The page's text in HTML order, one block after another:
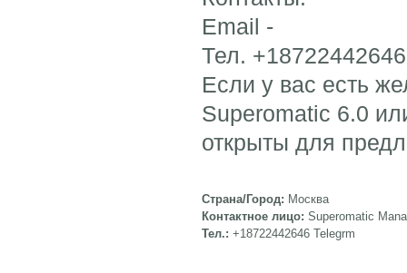
Email -
Тел.
Если у вас есть
Superomatic 6.0
открыты для
Страна/Город: Москва
Контактное лицо: Superomatic
Тел.: +18722442646 Telegrm